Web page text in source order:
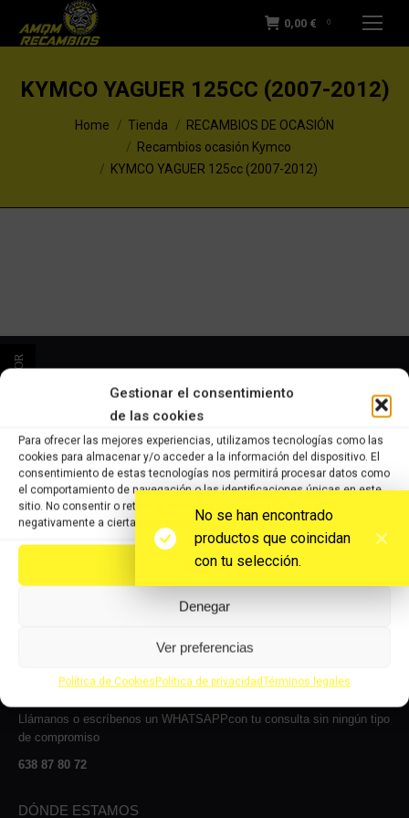
Gestionar el consentimiento
de las cookies
Para ofrecer las mejores experiencias, utilizamos tecnologías como las
cookies para almacenar y/o acceder a la información del dispositivo. El
consentimiento de estas tecnologías nos permitirá procesar datos como
el comportamiento de navegación o las identificaciones únicas en este
sitio. No consentir o retirar el consentimiento, puede afectar
negativamente a ciertas características y funciones.
Aceptar
Denegar
Ver preferencias
Política de CookiesPolítica de privacidadTérminos legales
0,00 € 0
KYMCO YAGUER 125CC (2007-2012)
You are here:Home Tienda
RECAMBIOS DE OCASIÓN
Recambios ocasión Kymco
KYMCO YAGUER 125cc (2007-2012)
No se han encontrado
productos que coincidan
con tu selección.
a jueves, de 8 a 14:00h y de 15 a 17:00h, viernes de 8:00 a 14:00 y
de 15:00 a 16:00 y los sábados de 9:00 a 13:00h.
Carrer Josep Maria Sert, 13, Nave 2, 08530
La Garriga, Barcelona
CONTÁCTANOS
LLÁMANOS
Llámanos o escríbenos un WHATSAPPcon tu consulta sin ningún tipo
de compromiso
638 87 80 72
DÓNDE ESTAMOS